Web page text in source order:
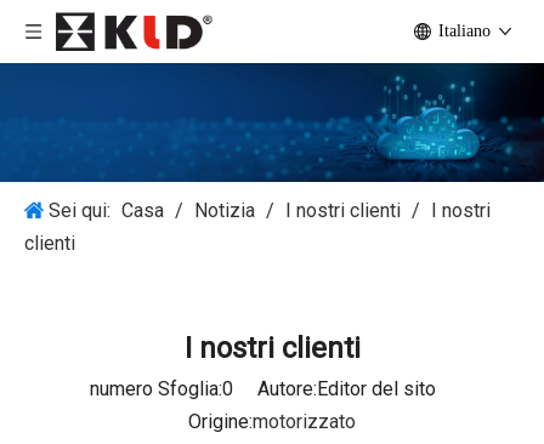
Italiano
Sei qui: Casa / Notizia / I nostri clienti / I nostri
clienti
I nostri clienti
numero Sfoglia:0Autore:Editor del sito
Origine:motorizzato